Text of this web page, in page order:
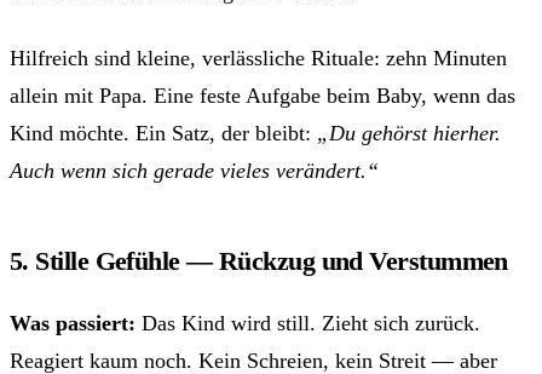
Hilfreich sind kleine, verlässliche Rituale: zehn Minuten
allein mit Papa. Eine feste Aufgabe beim Baby, wenn das
Kind möchte. Ein Satz, der bleibt: „Du gehörst hierher.
Auch wenn sich gerade vieles verändert.“
5. Stille Gefühle — Rückzug und Verstummen
Was passiert: Das Kind wird still. Zieht sich zurück.
Reagiert kaum noch. Kein Schreien, kein Streit — aber